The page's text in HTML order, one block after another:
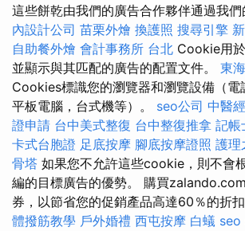
這些餅乾由我們的廣告合作夥伴通過我們
內設計公司 苗栗外燴 換護照 搜尋引擎
自助餐外燴 會計事務所 台北 Cookie用
並顯示與其匹配的廣告的配置文件。 東
Cookies標識您的瀏覽器和瀏覽設備（電
平板電腦，台式機等）。 seo公司 中醫
證申請 台中美式整復 台中整復推拿 記帳
卡式台胞證 足底按摩 腳底按摩證照 護理
骨塔 如果您不允許這些cookie，則不會
編的目標廣告的優勢。 購買
券，以節省您的促銷產品高達60％的折扣
體撥筋教學 戶外婚禮 西屯按摩 白蟻 seo